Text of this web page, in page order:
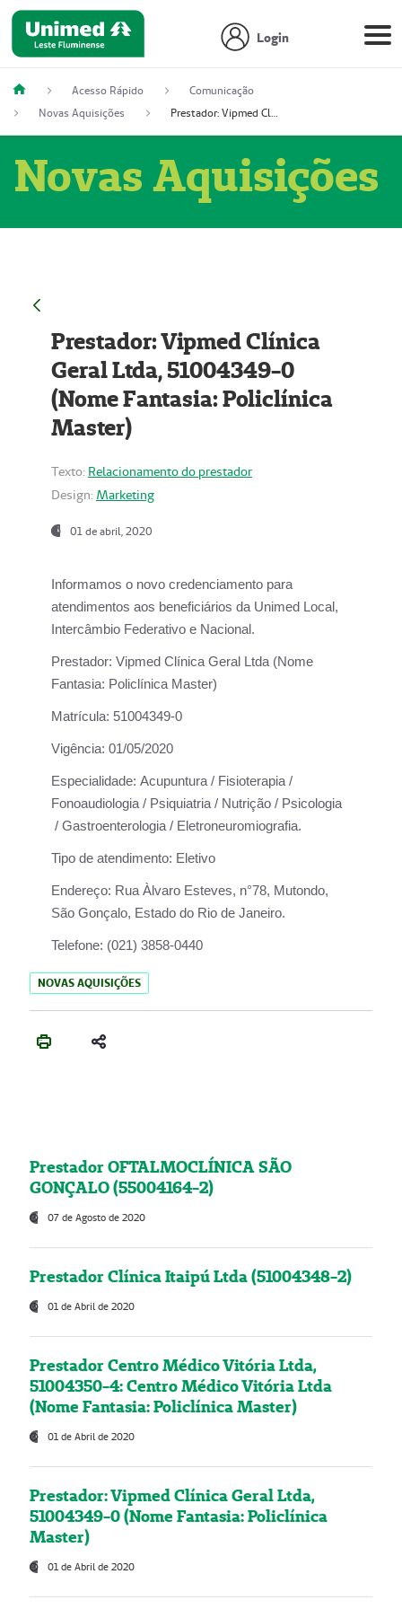
Login
Acesso Rápido
Comunicação
Novas Aquisições
Prestador: Vipmed Clínica Geral Ltda, 51004349-0 (Nome Fantasia: Policlínica Master)
Novas Aquisições
Prestador: Vipmed Clínica
Geral Ltda, 51004349-0
(Nome Fantasia: Policlínica
Master)
Texto: Relacionamento do prestador
Design: Marketing
01 de abril, 2020
Informamos o novo credenciamento para
atendimentos aos beneficiários da Unimed Local,
Intercâmbio Federativo e Nacional.
Prestador: Vipmed Clínica Geral Ltda (Nome
Fantasia: Policlínica Master)
Matrícula: 51004349-0
Vigência: 01/05/2020
Especialidade: Acupuntura / Fisioterapia /
Fonoaudiologia / Psiquiatria / Nutrição / Psicologia
/ Gastroenterologia / Eletroneuromiografia.
Tipo de atendimento: Eletivo
Endereço: Rua Àlvaro Esteves, n°78, Mutondo,
São Gonçalo, Estado do Rio de Janeiro.
Telefone: (021) 3858-0440
NOVAS AQUISIÇÕES
Prestador OFTALMOCLÍNICA SÃO
GONÇALO (55004164-2)
07 de Agosto de 2020
Prestador Clínica Itaipú Ltda (51004348-2)
01 de Abril de 2020
Prestador Centro Médico Vitória Ltda,
51004350-4: Centro Médico Vitória Ltda
(Nome Fantasia: Policlínica Master)
01 de Abril de 2020
Prestador: Vipmed Clínica Geral Ltda,
51004349-0 (Nome Fantasia: Policlínica
Master)
01 de Abril de 2020